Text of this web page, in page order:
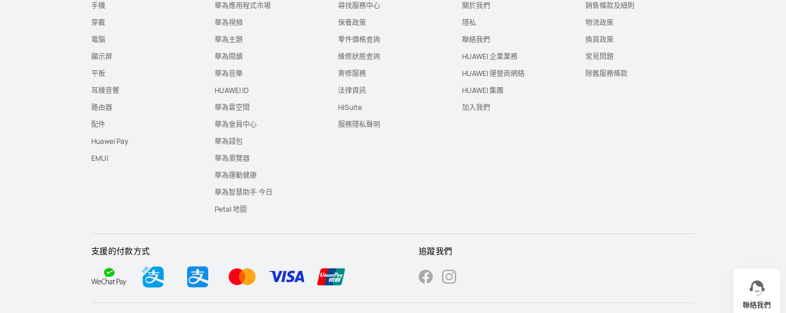
聯絡我們
手機
穿戴
電腦
顯示屏
平板
耳機音響
路由器
配件
Huawei Pay
EMUI
華為應用程式市場
華為視頻
華為主題
華為閱讀
華為音樂
HUAWEI ID
華為雲空間
華為會員中心
華為錢包
華為瀏覽器
華為運動健康
華為智慧助手·今日
Petal 地圖
尋找服務中心
保養政策
零件價格查詢
維修狀態查詢
寄修服務
法律資訊
HiSuite
服務隱私聲明
關於我們
隱私
聯絡我們
HUAWEI 企業業務
HUAWEI 運營商網絡
HUAWEI 集團
加入我們
銷售條款及細則
物流政策
換貨政策
常見問題
除舊服務條款
支援的付款方式 追蹤我們